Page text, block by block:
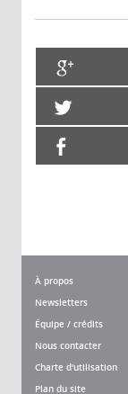
À propos
Newsletters
Équipe / crédits
Nous contacter
Charte d'utilisation
Plan du site